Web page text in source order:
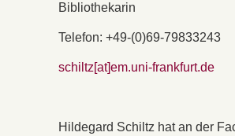
Bibliothekarin
Telefon: +49-(0)69-79833243
schiltz[at]em.uni-frankfurt.de
Hildegard Schiltz hat an der